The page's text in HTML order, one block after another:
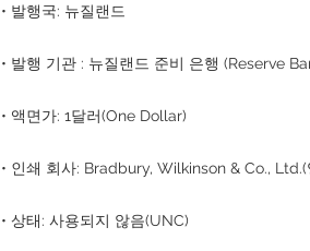
• 발행국: 뉴질랜드
• 발행 기관 : 뉴질랜드 준비 은행 (Reserve
• 액면가: 1달러(One Dollar)
• 인쇄 회사: Bradbury, Wilkinson & Co., Ltd.(
• 상태: 사용되지 않음(UNC)